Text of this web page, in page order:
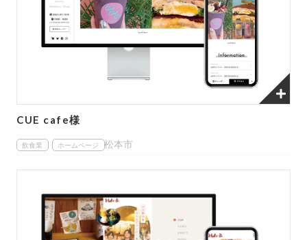
CUE cafe様
飲食業 ホームページ 松本市